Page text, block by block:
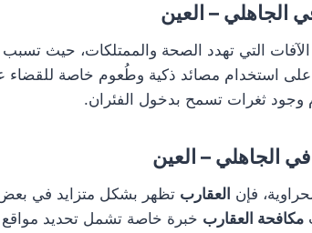
الجاهلي – العين
التي تهدد الصحة والممتلكات، حيث
على استخدام مصائد ذكية وطُعوم خاصة للقضاء
وجود ثغرات تسمح بدخول الفئران.
الجاهلي – العين
فإن العقارب تظهر بشكل متزايد في بعض
مكافحة العقارب خبرة خاصة تشمل تحديد مواقع